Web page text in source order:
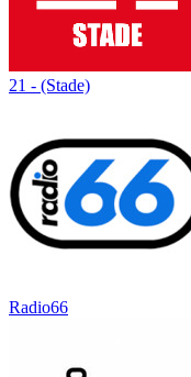
21 - (Stade)
Radio66